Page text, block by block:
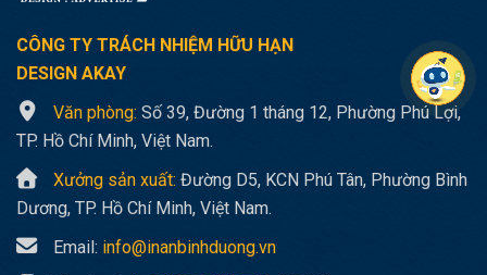
CÔNG TY TRÁCH NHIỆM HỮU HẠN
DESIGN AKAY
Văn phòng: Số 39, Đường 1 tháng 12, Phường Phú Lợi,
TP. Hồ Chí Minh, Việt Nam.
Xưởng sản xuất: Đường D5, KCN Phú Tân, Phường Bình
Dương, TP. Hồ Chí Minh, Việt Nam.
Email: info@inanbinhduong.vn